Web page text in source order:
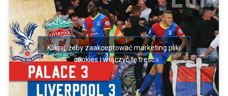
Kliknij, żeby zaakceptować marketing pliki
cookies i włączyć tę treść